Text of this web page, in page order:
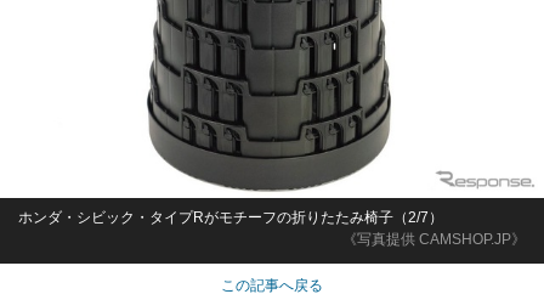
《写真提供 CAMSHOP.JP》
ホンダ・シビック・タイプRがモチーフの折りたたみ椅子（2/7）
この記事へ戻る